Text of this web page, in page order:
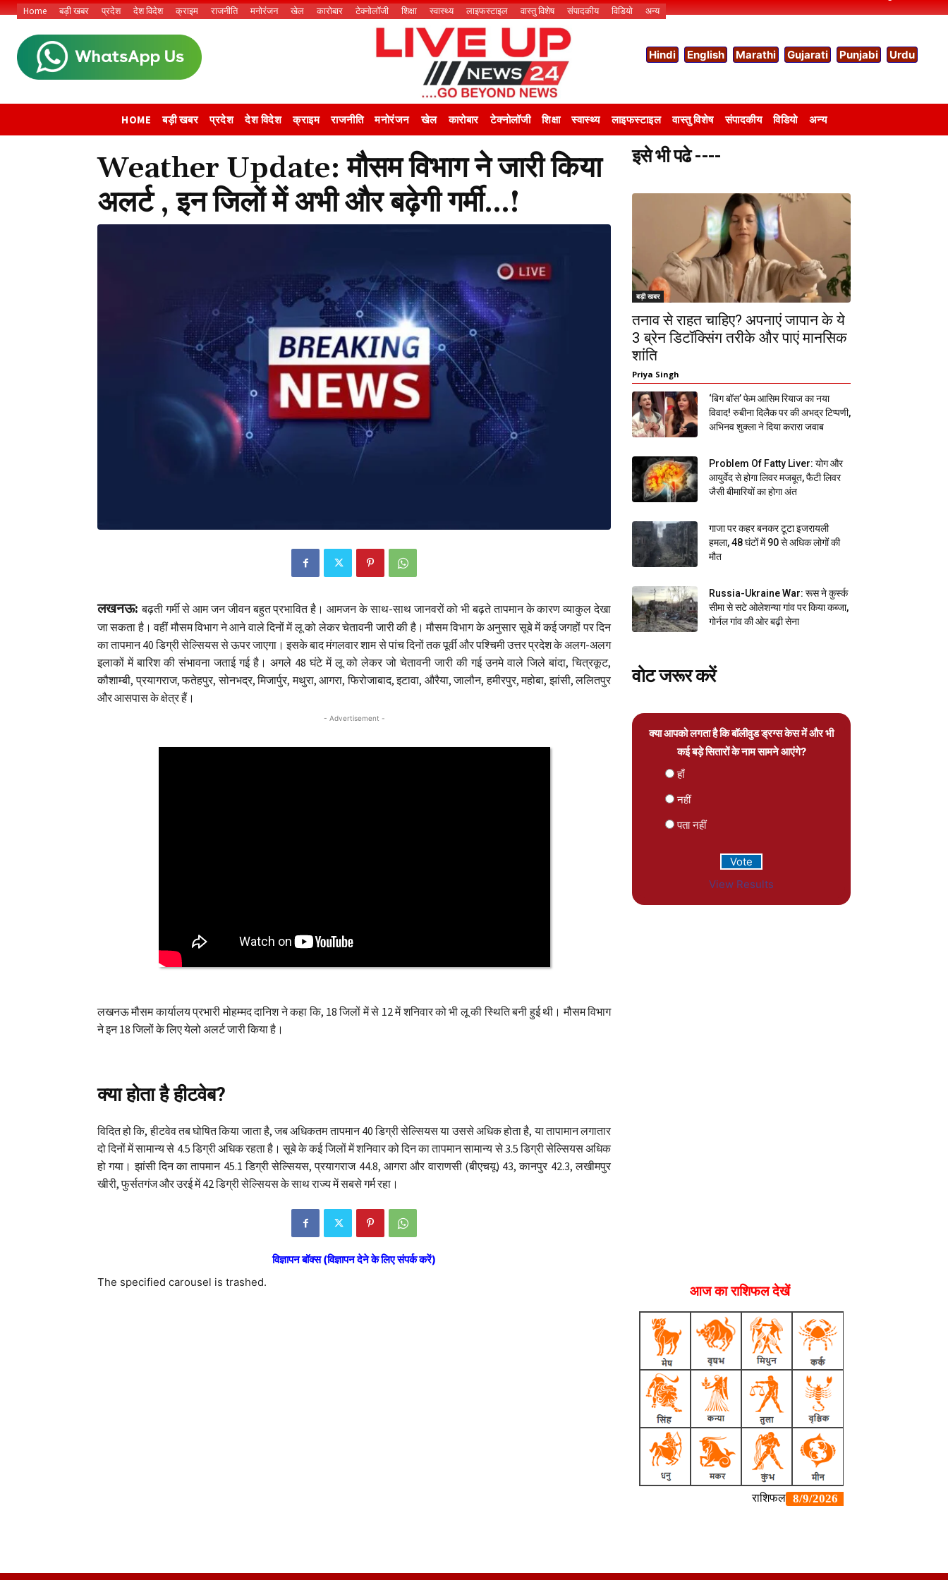
Home बड़ी खबर प्रदेश देश विदेश क्राइम राजनीति मनोरंजन खेल कारोबार टेक्नोलॉजी शिक्षा स्वास्थ्य लाइफस्टाइल वास्तु विशेष संपादकीय विडियो अन्य
Hindi English Marathi Gujarati Punjabi Urdu
HOME बड़ी खबर प्रदेश देश विदेश क्राइम राजनीति मनोरंजन खेल कारोबार टेक्नोलॉजी शिक्षा स्वास्थ्य लाइफस्टाइल वास्तु विशेष संपादकीय विडियो अन्य
Weather Update: मौसम विभाग ने जारी किया
अलर्ट , इन जिलों में अभी और बढ़ेगी गर्मी…!
लखनऊ: बढ़ती गर्मी से आम जन जीवन बहुत प्रभावित है। आमजन के साथ-साथ जानवरों को भी बढ़ते तापमान के कारण व्याकुल देखा
जा सकता है। वहीं मौसम विभाग ने आने वाले दिनों में लू को लेकर चेतावनी जारी की है। मौसम विभाग के अनुसार सूबे में कई जगहों पर दिन
का तापमान 40 डिग्री सेल्सियस से ऊपर जाएगा। इसके बाद मंगलवार शाम से पांच दिनों तक पूर्वी और पश्चिमी उत्तर प्रदेश के अलग-अलग
इलाकों में बारिश की संभावना जताई गई है। अगले 48 घंटे में लू को लेकर जो चेतावनी जारी की गई उनमे वाले जिले बांदा, चित्रकूट,
कौशाम्बी, प्रयागराज, फतेहपुर, सोनभद्र, मिजार्पुर, मथुरा, आगरा, फिरोजाबाद, इटावा, औरैया, जालौन, हमीरपुर, महोबा, झांसी, ललितपुर
और आसपास के क्षेत्र हैं।
- Advertisement -
लखनऊ मौसम कार्यालय प्रभारी मोहम्मद दानिश ने कहा कि, 18 जिलों में से 12 में शनिवार को भी लू की स्थिति बनी हुई थी। मौसम विभाग
ने इन 18 जिलों के लिए येलो अलर्ट जारी किया है।
क्या होता है हीटवेब?
विदित हो कि, हीटवेव तब घोषित किया जाता है, जब अधिकतम तापमान 40 डिग्री सेल्सियस या उससे अधिक होता है, या तापामान लगातार
दो दिनों में सामान्य से 4.5 डिग्री अधिक रहता है। सूबे के कई जिलों में शनिवार को दिन का तापमान सामान्य से 3.5 डिग्री सेल्सियस अधिक
हो गया। झांसी दिन का तापमान 45.1 डिग्री सेल्सियस, प्रयागराज 44.8, आगरा और वाराणसी (बीएचयू) 43, कानपुर 42.3, लखीमपुर
खीरी, फुर्सतगंज और उरई में 42 डिग्री सेल्सियस के साथ राज्य में सबसे गर्म रहा।
विज्ञापन बॉक्स (विज्ञापन देने के लिए संपर्क करें)
The specified carousel is trashed.
इसे भी पढे ----
बड़ी खबर
तनाव से राहत चाहिए? अपनाएं जापान के ये
3 ब्रेन डिटॉक्सिंग तरीके और पाएं मानसिक
शांति
Priya Singh
‘बिग बॉस’ फेम आसिम रियाज का नया
विवाद! रुबीना दिलैक पर की अभद्र टिप्पणी,
अभिनव शुक्ला ने दिया करारा जवाब
Problem Of Fatty Liver: योग और
आयुर्वेद से होगा लिवर मजबूत, फैटी लिवर
जैसी बीमारियों का होगा अंत
गाजा पर कहर बनकर टूटा इजरायली
हमला, 48 घंटों में 90 से अधिक लोगों की
मौत
Russia-Ukraine War: रूस ने कुर्स्क
सीमा से सटे ओलेशन्या गांव पर किया कब्जा,
गोर्नल गांव की ओर बढ़ी सेना
वोट जरूर करें
क्या आपको लगता है कि बॉलीवुड ड्रग्स केस में और भी
कई बड़े सितारों के नाम सामने आएंगे?
हाँ
नहीं
पता नहीं
View Results
आज का राशिफल देखें